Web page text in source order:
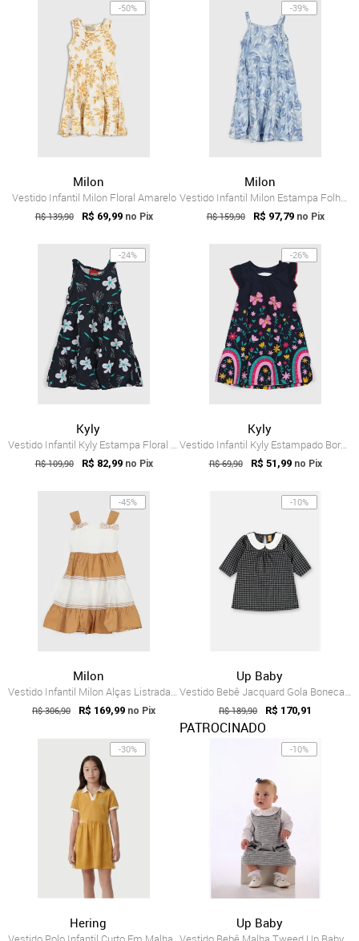
-50%
Milon
Vestido Infantil Milon Floral Amarelo
R$ 139,90 R$ 69,99 no Pix
-39%
Milon
Vestido Infantil Milon Estampa Folhas Azul
R$ 159,90 R$ 97,79 no Pix
-24%
Kyly
Vestido Infantil Kyly Estampa Floral Azul-Marinho
R$ 109,90 R$ 82,99 no Pix
-26%
Kyly
Vestido Infantil Kyly Estampado Borbolet...
R$ 69,90 R$ 51,99 no Pix
-45%
Milon
Vestido Infantil Milon Alças Listradas Branco
R$ 306,90 R$ 169,99 no Pix
-10%
Up Baby
Vestido Bebê Jacquard Gola Boneca Up Baby Preto
R$ 189,90 R$ 170,91
PATROCINADO
-30%
Hering
-10%
Up Baby